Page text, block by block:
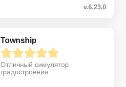
v.6.23.0
Township
Отличный симулятор
градостроения